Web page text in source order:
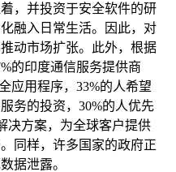
，并投资于安全软件的研
融入日常生活。因此，对
动市场扩张。此外，根据
的印度通信服务提供商
应用程序，33%的人希望
务的投资，30%的人优先
决方案，为全球客户提供
同样，许多国家的政府正
据泄露。